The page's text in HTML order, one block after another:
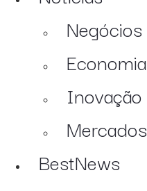
Negócios
Economia
Inovação
Mercados
BestNews